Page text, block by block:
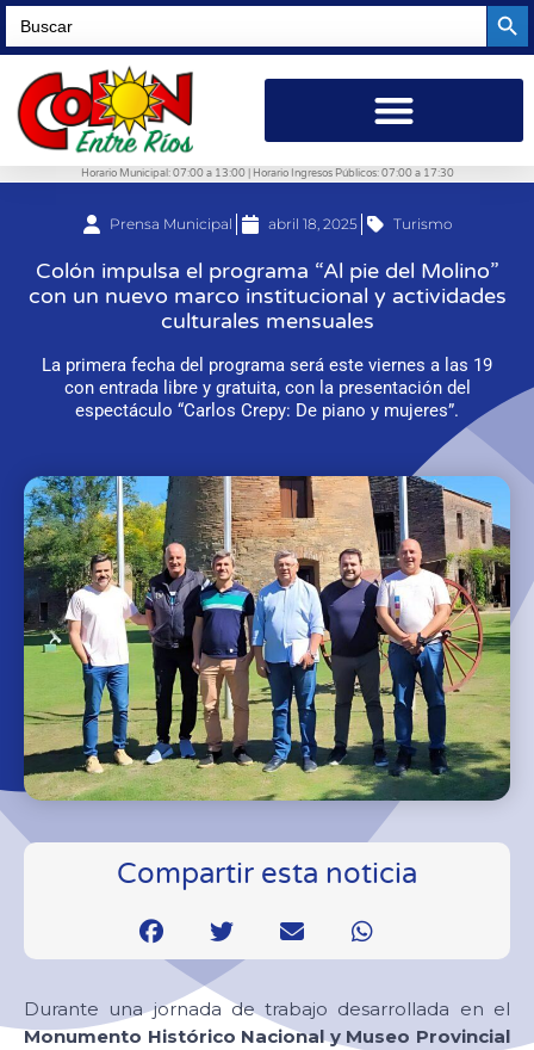
Search
for:
Horario Municipal: 07:00 a 13:00 | Horario Ingresos Públicos: 07:00 a 17:30
Prensa Municipal abril 18, 2025 Turismo
Colón impulsa el programa “Al pie del Molino”
con un nuevo marco institucional y actividades
culturales mensuales
La primera fecha del programa será este viernes a las 19
con entrada libre y gratuita, con la presentación del
espectáculo “Carlos Crepy: De piano y mujeres”.
Compartir esta noticia
Durante una jornada de trabajo desarrollada en el
Monumento Histórico Nacional y Museo Provincial